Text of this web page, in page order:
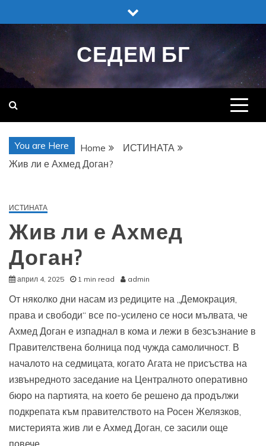
to
СЕДЕМ БГ
You are Here Home
ИСТИНАТА
Жив ли е Ахмед Доган?
ИСТИНАТА
Жив ли е Ахмед
Доган?
април 4, 2025 1 min read admin
От няколко дни насам из редиците на „Демокрация,
права и свободи“ все по-усилено се носи мълвата, че
Ахмед Доган е изпаднал в кома и лежи в безсъзнание в
Правителствена болница под чужда самоличност. В
началото на седмицата, когато Агата не присъства на
извънредното заседание на Централното оперативно
бюро на партията, на което бе решено да продължи
подкрепата към правителството на Росен Желязков,
мистерията жив ли е Ахмед Доган, се засили още
повече.